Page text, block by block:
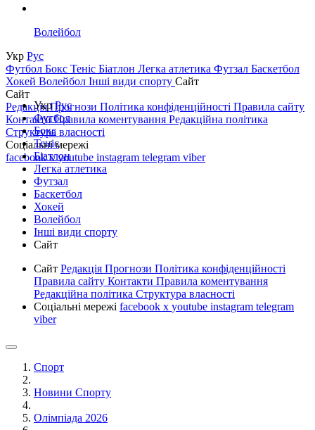
Волейбол
Укр Рус
Футбол Бокс Теніс Біатлон Легка атлетика Футзал Баскетбол
Хокей Волейбол Інші види спорту Сайт
Сайт
РедакціяПрогнози Політика конфіденційності Правила сайту
КонтактиПравила коментування Редакційна політика
Структура власності
Соціальні мережі
facebookxyoutube instagram telegram viber
УкрРус
Футбол
Бокс
Теніс
Біатлон
Легка атлетика
Футзал
Баскетбол
Хокей
Волейбол
Інші види спорту
Сайт
Сайт Редакція Прогнози Політика конфіденційності
Правила сайту Контакти Правила коментування
Редакційна політика Структура власності
Соціальні мережі facebook x youtube instagram telegram
viber
Спорт
Новини Спорту
Олімпіада 2026